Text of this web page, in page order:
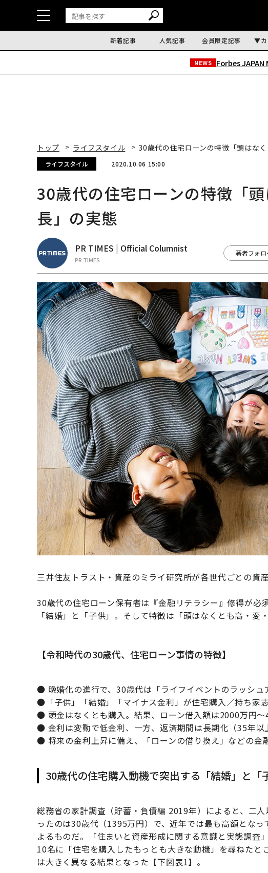
新着記事 人気記事 会員限定記事
NEWS Forbes JAPAN
トップ ライフスタイル 30歳代の住宅ローンの特徴「頭はな
ライフスタイル 2020.10.06 15:00
30歳代の住宅ローンの特徴「
長」の実態
PR TIMES | Official Columnist
PR TIMES
著者フォロ
三井住友トラスト・資産のミライ研究所が各世代ごとの資
30歳代の住宅ローン保有者は『金融リテラシー』修得が必
「結婚」と「子供」。そして特徴は「頭はなくとも高・変
【令和時代の30歳代、住宅ローン事情の特徴】
● 晩婚化の進行で、30歳代は「ライフイベントのラッシュ
●「子供」「結婚」「マイナス金利」が住宅購入／持ち家
● 頭金はなくとも購入。結果、ローン借入額は2000万円
● 金利は変動で低金利、一方、返済期間は長期化（35年以
● 将来の金利上昇に備え、「ローンの借り換え」などの金
30歳代の住宅購入動機で突出する「結婚」と「
総務省の家計調査（貯蓄・負債編 2019年）によると、二
ったのは30歳代（1395万円）で、近年では最も高額とな
よるものだ。「住まいと資産形成に関する意識と実態調査
10名に「住宅を購入したもっとも大きな動機」を尋ねたと
は大きく異なる結果となった【下図表1】。